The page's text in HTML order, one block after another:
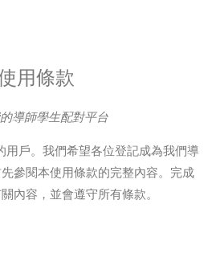
用條款
導師學生配對平台
用戶。我們希望各位登記成為我們導
參閱本使用條款的完整內容。完成
內容，並會遵守所有條款。